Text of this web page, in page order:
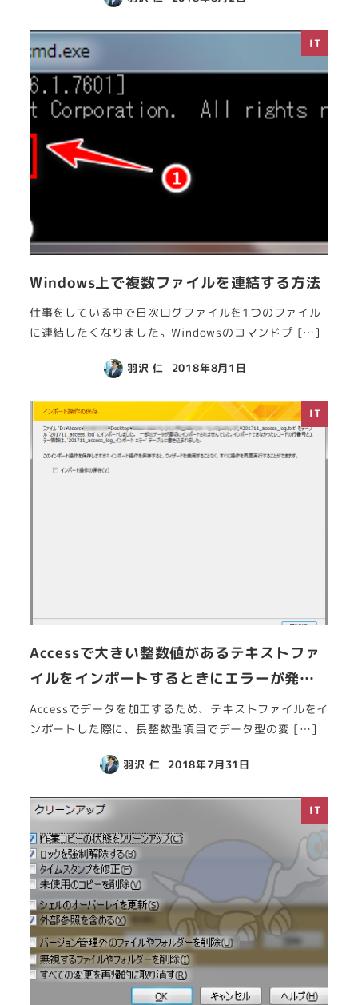
IT
Windows上で複数ファイルを連結する方法
仕事をしている中で日次ログファイルを1つのファイル
に連結したくなりました。Windowsのコマンドプ […]
羽沢 仁 2018年8月1日
IT
Accessで大きい整数値があるテキストファ
イルをインポートするときにエラーが発…
Accessでデータを加工するため、テキストファイルをイ
ンポートした際に、長整数型項目でデータ型の変 […]
羽沢 仁 2018年7月31日
IT